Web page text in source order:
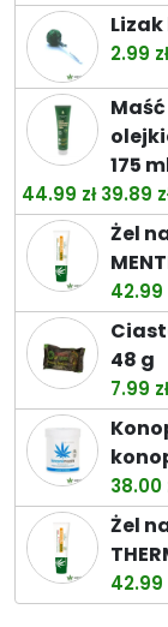
2.99 zł
175
44.99 zł
cena
44.99 zł.
39.89
Żel
42.99
48 g
7.99 zł
38.00
Żel
42.99